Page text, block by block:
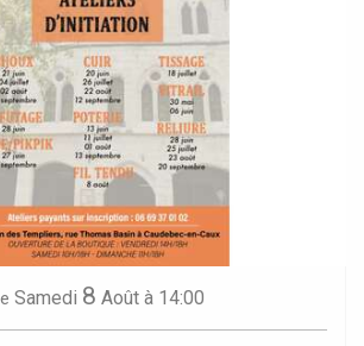
Samedi 8 Août à 14:00